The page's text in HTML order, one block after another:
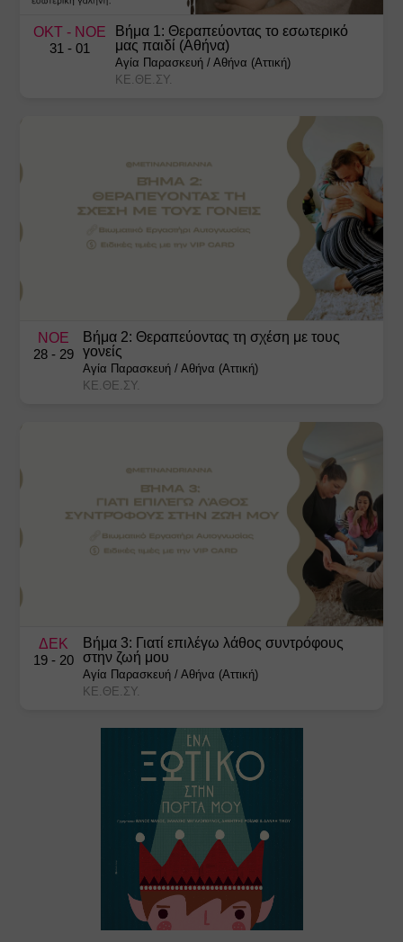
ΟΚΤ
- ΝΟΕ
31 - 01
Βήμα 1: Θεραπεύοντας το εσωτερικό
μας παιδί (Αθήνα)
Αγία Παρασκευή /Αθήνα (Αττική)
ΚΕ.ΘΕ.ΣΥ.
ΝΟΕ
28 - 29
Βήμα 2: Θεραπεύοντας τη σχέση με τους
γονείς
Αγία Παρασκευή /Αθήνα (Αττική)
ΚΕ.ΘΕ.ΣΥ.
ΔΕΚ
19 - 20
Βήμα 3: Γιατί επιλέγω λάθος συντρόφους
στην ζωή μου
Αγία Παρασκευή /Αθήνα (Αττική)
ΚΕ.ΘΕ.ΣΥ.